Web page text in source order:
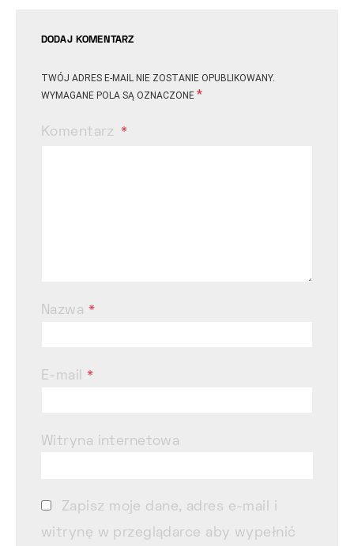
DODAJ KOMENTARZ
TWÓJ ADRES E-MAIL NIE ZOSTANIE OPUBLIKOWANY.
WYMAGANE POLA SĄ OZNACZONE *
Komentarz
Nazwa *
E-mail*
Witryna internetowa
Zapisz moje dane, adres e-mail i
witrynę w przeglądarce aby wypełnić